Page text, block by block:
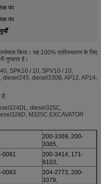
पंप
पंप
किया। यह 100% प्रतिस्थापन के लिए
गुणवत्ता है।
SPK10 / 10, SPV10 / 10,
diesel330B, AP12, AP14,
है:
diesel325C,
M325C EXCAVATOR
200-3369, 200-
3365,
0081
200-3414, 171-
9103,
0083
204-2773, 200-
3379,